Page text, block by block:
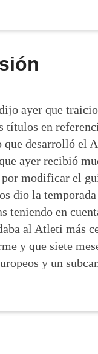
ayer que
títulos en
que desarrolló el
ayer recibió
por modificar el
dio la
teniendo en
al Atleti más
y que siete
y un